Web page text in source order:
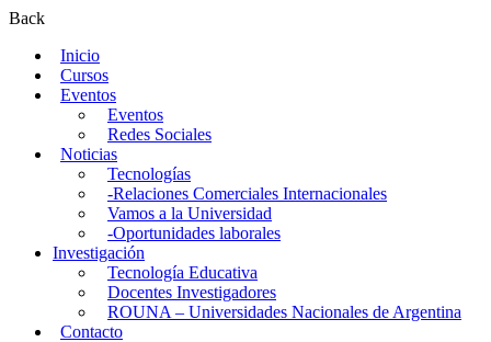
Back
Inicio
Cursos
Eventos
Eventos
Redes Sociales
Noticias
Tecnologías
-Relaciones Comerciales Internacionales
Vamos a la Universidad
-Oportunidades laborales
Investigación
Tecnología Educativa
Docentes Investigadores
ROUNA – Universidades Nacionales de Argentina
Contacto